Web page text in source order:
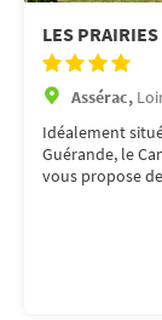
LES
Assérac,
Idéalement
Guérande, le
vous propose